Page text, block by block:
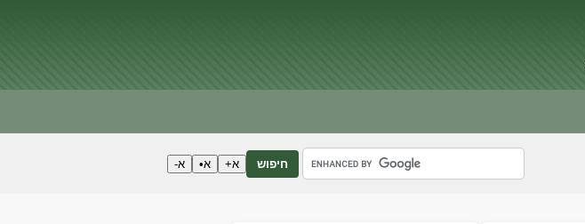
חיפוש א+ א• א-